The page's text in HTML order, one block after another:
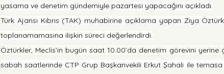
yasama ve denetim gündemiyle pazartesi yapacağını açıkladı.
Türk Ajansı Kıbrıs (TAK) muhabirine açıklama yapan Ziya
toplanamamasına ilişkin süreci değerlendirdi.
Öztürkler, Meclis’in bugün saat 10.00’da denetim görevini yerine
sabah saatlerinde CTP Grup Başkanvekili Erkut Şahali ile